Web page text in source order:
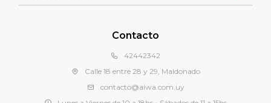
Contacto
42442342
Calle 18 entre 28 y 29, Maldonado
contacto@aiwa.com.uy